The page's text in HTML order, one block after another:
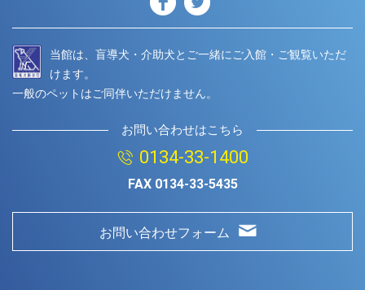
当館は、盲導犬・介助犬とご一緒にご入館・ご観覧いただ
けます。
一般のペットはご同伴いただけません。
お問い合わせはこちら
0134-33-1400
FAX 0134-33-5435
お問い合わせフォーム